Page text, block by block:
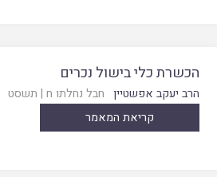
הכשרת כלי בישול נכרים
הרב יעקב אפשטיין חבל נחלתו ח | תשסט
קריאת המאמר